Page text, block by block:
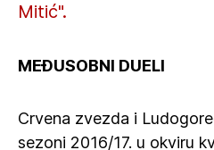
Mitić".
MEĐUSOBNI DUELI
Crvena zvezda i
sezoni 2016/17. u okviru